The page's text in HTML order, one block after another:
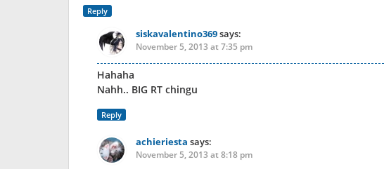
Reply
siskavalentino369says:
November 5, 2013 at 7:35 pm
Hahaha
Nahh.. BIG RT chingu
Reply
achieriesta says:
November 5, 2013 at 8:18 pm